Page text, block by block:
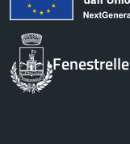
Fenestrelle